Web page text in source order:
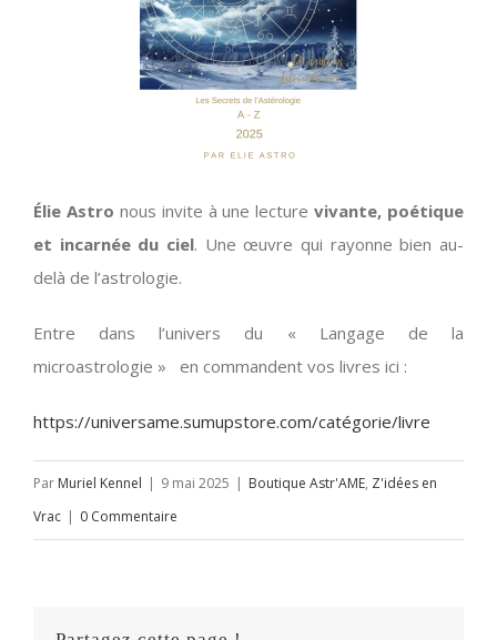
Élie Astro nous invite à une lecturevivante, poétique
et incarnée du ciel. Une œuvre qui rayonne bien au-
delà de l’astrologie.
Entre dans l’univers du « Langage de la
microastrologie » en commandent vos livres ici :
https://universame.sumupstore.com/catégorie/livre
Par Muriel Kennel | 9 mai 2025 | Boutique Astr'AME, Z'idées en
Vrac | 0 Commentaire